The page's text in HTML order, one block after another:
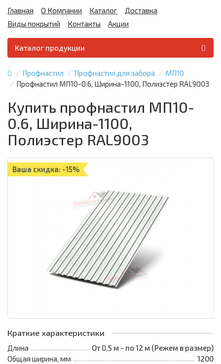
Главная О Компании Каталог
Доставка
Виды покрытий
Контакты Акции
Каталог продукции
Профнастил Профнастил для забора
МП10
Профнастил МП10-0.6, Ширина-1100, Полиэстер RAL9003
Купить профнастил МП10-
0.6, Ширина-1100,
Полиэстер RAL9003
Ваша скидка: -15%
Краткие характеристики
Длина
От 0,5 м - по 12 м (Режем в размер)
Общая ширина, мм
1200